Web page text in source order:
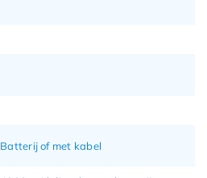
Batterij of met kabel